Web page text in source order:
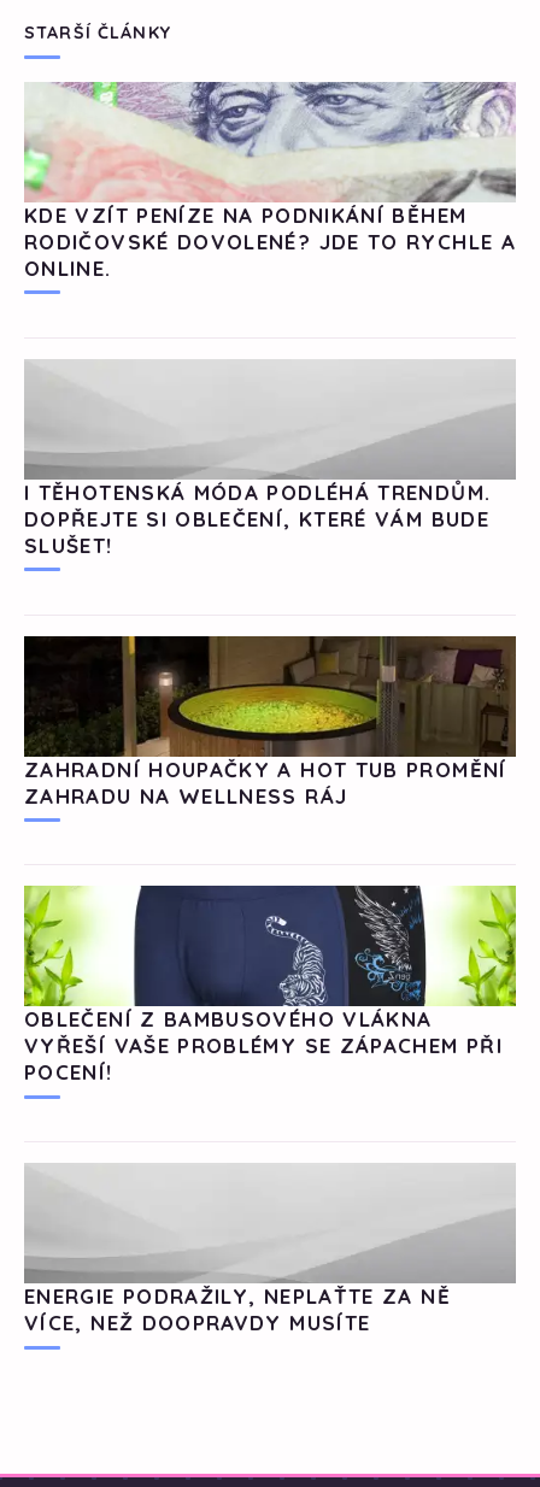
STARŠÍ ČLÁNKY
KDE VZÍT PENÍZE NA PODNIKÁNÍ BĚHEM
RODIČOVSKÉ DOVOLENÉ? JDE TO RYCHLE A
ONLINE.
I TĚHOTENSKÁ MÓDA PODLÉHÁ TRENDŮM.
DOPŘEJTE SI OBLEČENÍ, KTERÉ VÁM BUDE
SLUŠET!
ZAHRADNÍ HOUPAČKY A HOT TUB PROMĚNÍ
ZAHRADU NA WELLNESS RÁJ
OBLEČENÍ Z BAMBUSOVÉHO VLÁKNA
VYŘEŠÍ VAŠE PROBLÉMY SE ZÁPACHEM PŘI
POCENÍ!
ENERGIE PODRAŽILY, NEPLAŤTE ZA NĚ
VÍCE, NEŽ DOOPRAVDY MUSÍTE